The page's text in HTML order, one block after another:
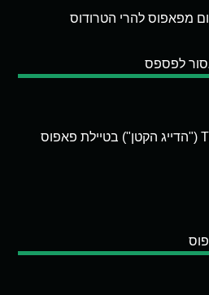
מפאפוס להרי הטרודוס
לפספס